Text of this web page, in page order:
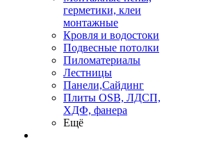
герметики, клеи
монтажные
Кровля и водостоки
Подвесные потолки
Пиломатериалы
Лестницы
Панели,Сайдинг
Плиты OSB, ЛДСП,
ХДФ, фанера
Ещё